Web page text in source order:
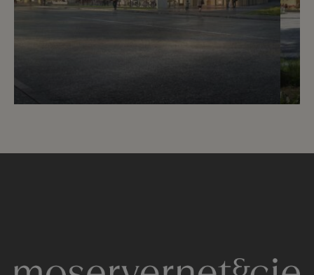
Prix sur demande